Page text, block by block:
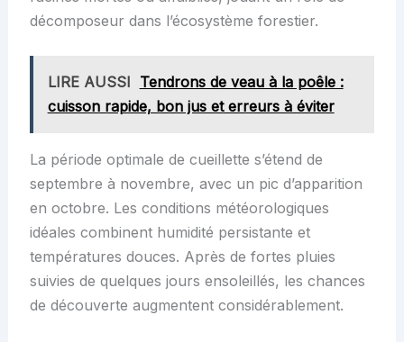
décomposeur dans l’écosystème forestier.
LIRE AUSSI Tendrons de veau à la poêle :
cuisson rapide, bon jus et erreurs à éviter
La période optimale de cueillette s’étend de
septembre à novembre, avec un pic d’apparition
en octobre. Les conditions météorologiques
idéales combinent humidité persistante et
températures douces. Après de fortes pluies
suivies de quelques jours ensoleillés, les chances
de découverte augmentent considérablement.